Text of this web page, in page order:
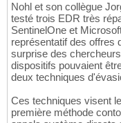
Nohl et son collègue
testé trois EDR très
SentinelOne et
représentatif des offres
surprise des
dispositifs pouvaient
deux techniques
Ces techniques visent
première méthode